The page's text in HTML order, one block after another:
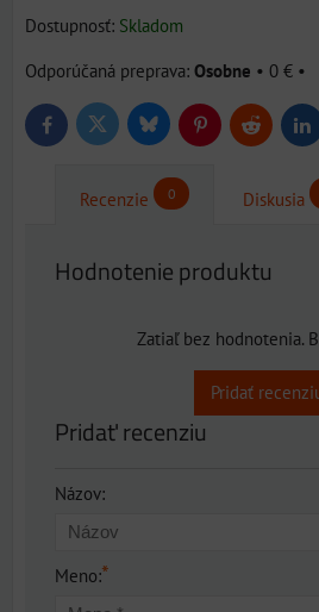
Dostupnosť: Skladom
Osobne • 0 € •
FacebookTwitter BlueskyPinterestReddit
Recenzie 0 Diskusia
Hodnotenie produktu
Zatiaľ bez hodnotenia.
Pridať
Pridať recenziu
Názov:
Meno:*